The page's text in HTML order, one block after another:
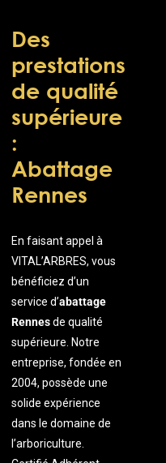
Des
prestations
de qualité
supérieure
:
Abattage
Rennes
En faisant appel à
VITAL’ARBRES, vous
bénéficiez d’un
service d’abattage
Rennesde qualité
supérieure. Notre
entreprise, fondée en
2004, possède une
solide expérience
dans le domaine de
l’arboriculture.